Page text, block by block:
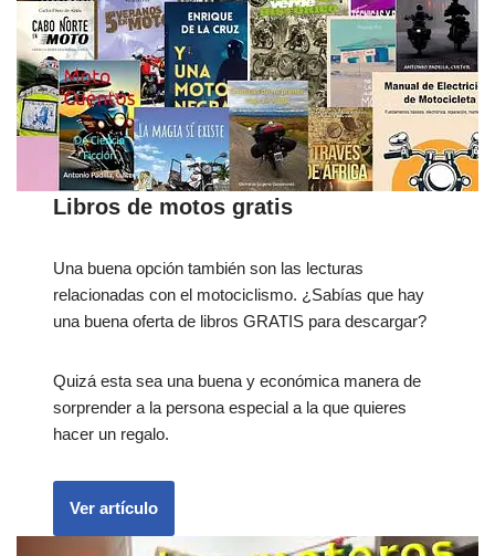
Libros de motos gratis
Una buena opción también son las lecturas
relacionadas con el motociclismo. ¿Sabías que hay
una buena oferta de libros GRATIS para descargar?
Quizá esta sea una buena y económica manera de
sorprender a la persona especial a la que quieres
hacer un regalo.
Ver artículo